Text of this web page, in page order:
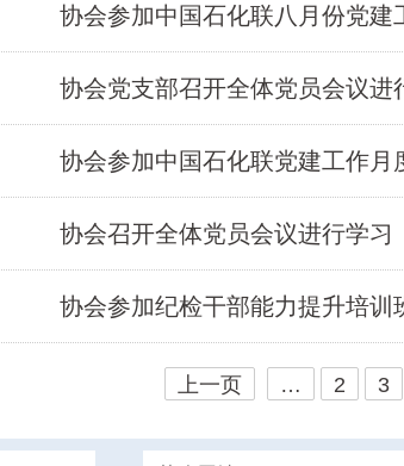
协会参加中国石化联八月份党
协会党支部召开全体党员会议进
协会参加中国石化联党建工作月
协会召开全体党员会议进行学习
协会参加纪检干部能力提升培训
上一页 … 2 3